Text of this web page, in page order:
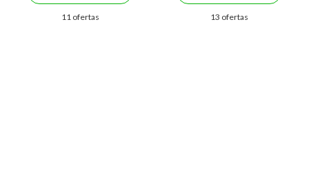
11 ofertas 13 ofertas